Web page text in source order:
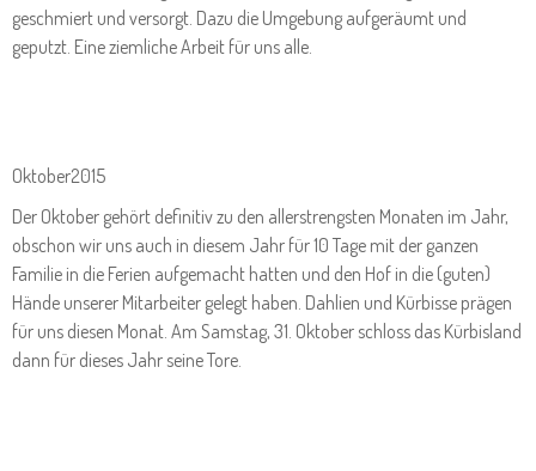
geschmiert und versorgt. Dazu die Umgebung aufgeräumt und
geputzt. Eine ziemliche Arbeit für uns alle.
Oktober2015
Der Oktober gehört definitiv zu den allerstrengsten Monaten im Jahr,
obschon wir uns auch in diesem Jahr für 10 Tage mit der ganzen
Familie in die Ferien aufgemacht hatten und den Hof in die (guten)
Hände unserer Mitarbeiter gelegt haben. Dahlien und Kürbisse prägen
für uns diesen Monat. Am Samstag, 31. Oktober schloss das Kürbisland
dann für dieses Jahr seine Tore.